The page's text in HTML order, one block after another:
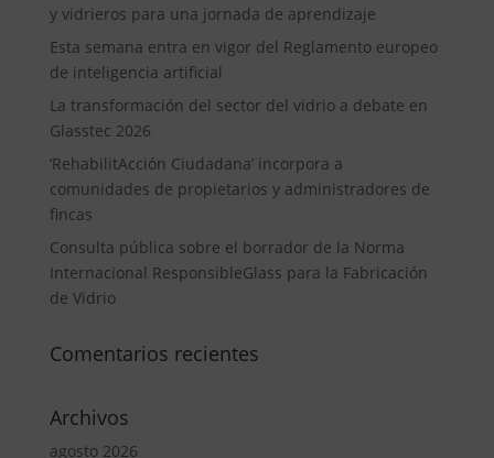
y vidrieros para una jornada de aprendizaje
Esta semana entra en vigor del Reglamento europeo
de inteligencia artificial
La transformación del sector del vidrio a debate en
Glasstec 2026
‘RehabilitAcción Ciudadana’ incorpora a
comunidades de propietarios y administradores de
fincas
Consulta pública sobre el borrador de la Norma
Internacional ResponsibleGlass para la Fabricación
de Vidrio
Comentarios recientes
Archivos
agosto 2026